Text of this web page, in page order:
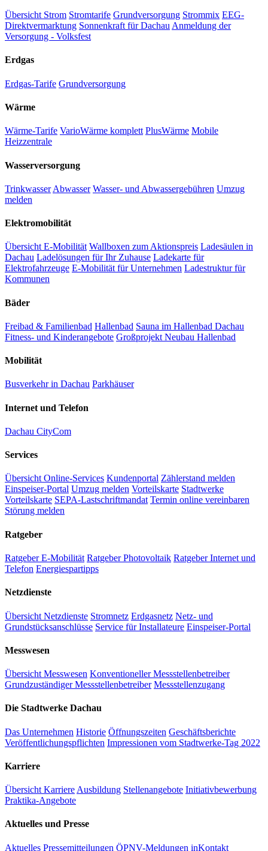
Übersicht Strom Stromtarife Grundversorgung Strommix EEG-
Direktvermarktung Sonnenkraft für Dachau Anmeldung der
Versorgung - Volksfest
Erdgas
Erdgas-Tarife Grundversorgung
Wärme
Wärme-Tarife VarioWärme komplett PlusWärme Mobile
Heizzentrale
Wasserversorgung
Trinkwasser Abwasser Wasser- und Abwassergebühren Umzug
melden
Elektromobilität
Übersicht E-Mobilität Wallboxen zum Aktionspreis Ladesäulen in
Dachau Ladelösungen für Ihr Zuhause Ladekarte für
Elektrofahrzeuge E-Mobilität für Unternehmen Ladestruktur für
Kommunen
Bäder
Freibad & Familienbad Hallenbad Sauna im Hallenbad Dachau
Fitness- und Kinderangebote Großprojekt Neubau Hallenbad
Mobilität
Busverkehr in Dachau Parkhäuser
Internet und Telefon
Dachau CityCom
Services
Übersicht Online-Services Kundenportal Zählerstand melden
Einspeiser-Portal Umzug melden Vorteilskarte Stadtwerke
Vorteilskarte SEPA-Lastschriftmandat Termin online vereinbaren
Störung melden
Ratgeber
Ratgeber E-Mobilität Ratgeber Photovoltaik Ratgeber Internet und
Telefon Energiespartipps
Netzdienste
Übersicht Netzdienste Stromnetz Erdgasnetz Netz- und
Grundstücksanschlüsse Service für Installateure Einspeiser-Portal
Messwesen
Übersicht Messwesen Konventioneller Messstellenbetreiber
Grundzuständiger Messstellenbetreiber Messstellenzugang
Die Stadtwerke Dachau
Das Unternehmen Historie Öffnungszeiten Geschäftsberichte
Veröffentlichungspflichten Impressionen vom Stadtwerke-Tag 2022
Karriere
Übersicht Karriere Ausbildung Stellenangebote Initiativbewerbung
Praktika-Angebote
Aktuelles und Presse
Aktuelles Pressemitteilungen ÖPNV-Meldungen inKontakt